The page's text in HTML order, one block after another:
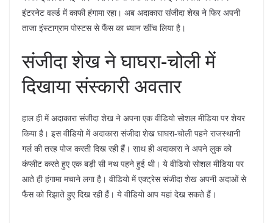
इंटरनेट वर्ल्ड में काफी हंगामा रहा। अब अदाकारा संजीदा शेख ने फिर अपनी
ताजा इंस्टाग्राम पोस्टस से फैंस का ध्यान खींच लिया है।
संजीदा शेख ने घाघरा-चोली में
दिखाया संस्कारी अवतार
हाल ही में अदाकारा संजीदा शेख ने अपना एक वीडियो सोशल मीडिया पर शेयर
किया है। इस वीडियो में अदाकारा संजीदा शेख घाघरा-चोली पहने राजस्थानी
गर्ल की तरह पोज करती दिख रही हैं। साथ ही अदाकारा ने अपने लुक को
कंप्लीट करते हुए एक बड़ी सी नथ पहने हुई थी। ये वीडियो सोशल मीडिया पर
आते ही हंगामा मचाने लगा है। वीडियो में एक्ट्रेस संजीदा शेख अपनी अदाओं से
फैंस को रिझाते हुए दिख रही हैं। ये वीडियो आप यहां देख सकते हैं।